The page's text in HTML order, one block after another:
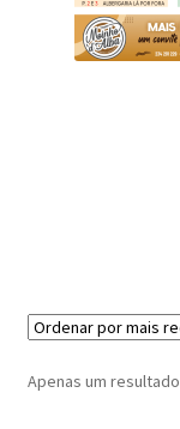
Apenas um resultado